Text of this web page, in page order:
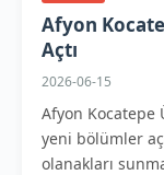
Afyon
Açtı
2026-06-15
Afyon Kocatepe
yeni bölümler
olanakları